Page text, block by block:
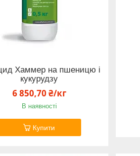
Хаммер на пшеницю і
кукурудзу
6 850,70 ₴/кг
В наявності
Купити